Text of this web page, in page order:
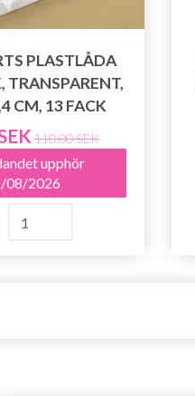
PLASTLÅDA
TRANSPARENT,
CM, 13 FACK
110.00 SEK
upphör
08/2026